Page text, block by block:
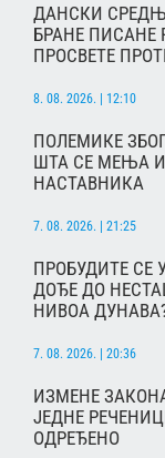
ДАНСКИ
БРАНЕ ПИСАНЕ
ПРОСВЕТЕ
8. 08. 2026. | 12:10
ПОЛЕМИКЕ
ШТА СЕ МЕЊА
НАСТАВНИКА
7. 08. 2026. | 21:25
ПРОБУДИТЕ СЕ
ДОЂЕ ДО
НИВОА
7. 08. 2026. | 20:36
ИЗМЕНЕ
ЈЕДНЕ
ОДРЕЂЕНО